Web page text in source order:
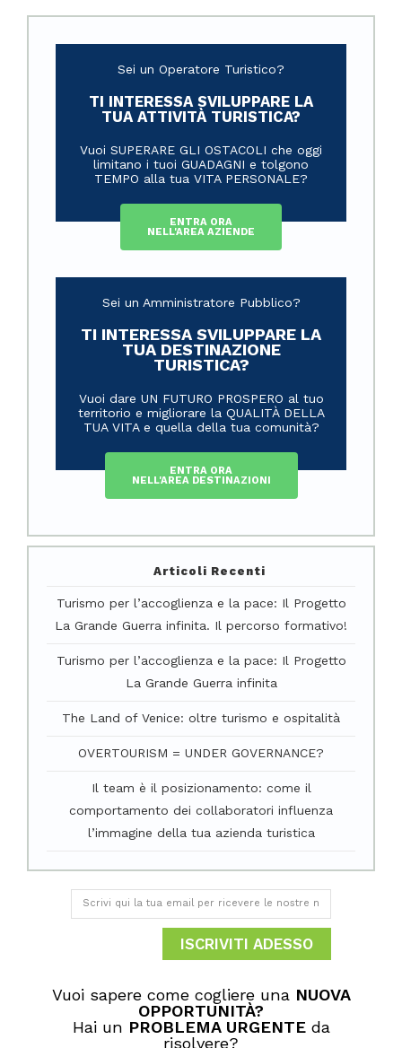
Sei un Operatore Turistico?
TI INTERESSA SVILUPPARE LA
TUA ATTIVITÀ TURISTICA?
Vuoi SUPERARE GLI OSTACOLI che oggi
limitano i tuoi GUADAGNI e tolgono
TEMPO alla tua VITA PERSONALE?
ENTRA ORA
NELL'AREA AZIENDE
Sei un Amministratore Pubblico?
TI INTERESSA SVILUPPARE LA
TUA DESTINAZIONE
TURISTICA?
Vuoi dare UN FUTURO PROSPERO al tuo
territorio e migliorare la QUALITÀ DELLA
TUA VITA e quella della tua comunità?
ENTRA ORA
NELL'AREA DESTINAZIONI
Articoli Recenti
Turismo per l’accoglienza e la pace: Il Progetto
La Grande Guerra infinita. Il percorso formativo!
Turismo per l’accoglienza e la pace: Il Progetto
La Grande Guerra infinita
The Land of Venice: oltre turismo e ospitalità
OVERTOURISM = UNDER GOVERNANCE?
Il team è il posizionamento: come il
comportamento dei collaboratori influenza
l’immagine della tua azienda turistica
ISCRIVITI ADESSO
Vuoi sapere come cogliere unaNUOVA
OPPORTUNITÀ​?
Hai un PROBLEMA URGENTEda
risolvere?